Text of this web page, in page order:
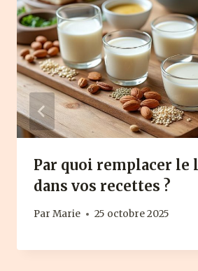
Par quoi remplacer le
dans vos recettes ?
Par Marie 25 octobre 2025